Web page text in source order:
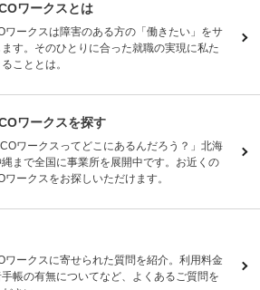
ワークスとは
ワークスは障害のある方の「働きたい」をサ
す。そのひとりに合った就職の実現に私た
こととは。
ワークスを探す
ワークスってどこにあるんだろう？」北海
まで全国に事業所を展開中です。お近くの
ワークスをお探しいただけます。
ワークスに寄せられた質問を紹介。利用料金
帳の有無についてなど、よくあるご質問を